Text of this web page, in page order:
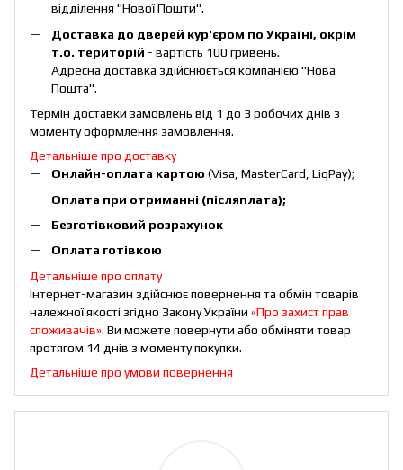
відділення "Нової Пошти".
Доставка до дверей кур'єром по Україні, окрім
т.о. територій - вартість 100 гривень.
Адресна доставка здійснюється компанією "Нова
Пошта".
Термін доставки замовлень від 1 до 3 робочих днів з
моменту оформлення замовлення.
Детальніше про доставку
Онлайн-оплата картою (Visa, MasterCard, LiqPay);
Оплата при отриманні (післяплата);
Безготівковий розрахунок
Оплата готівкою
Детальніше про оплату
Інтернет-магазин здійснює повернення та обмін товарів
належної якості згідно Закону України «Про захист прав
споживачів». Ви можете повернути або обміняти товар
протягом 14 днів з моменту покупки.
Детальніше про умови повернення